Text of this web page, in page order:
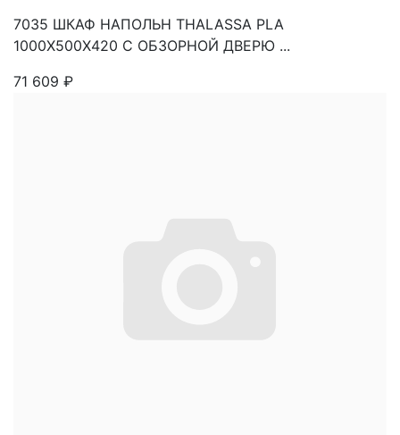
7035 ШКАФ НАПОЛЬН THALASSA PLA
1000X500X420 C ОБЗОРНОЙ ДВЕРЮ ...
71 609 ₽